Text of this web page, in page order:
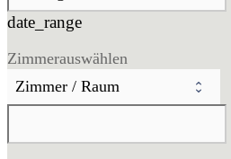
date_range
Zimmerauswählen